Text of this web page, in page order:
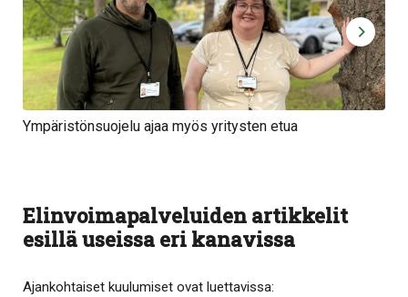
Ympäristönsuojelu ajaa myös yritysten etua
Elinvoimapalveluiden artikkelit
esillä useissa eri kanavissa
Ajankohtaiset kuulumiset ovat luettavissa: